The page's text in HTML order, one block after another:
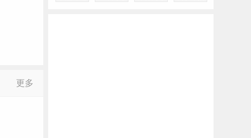
更多